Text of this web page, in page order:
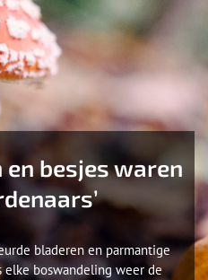
besjes waren
bladeren en parmantige
boswandeling weer de